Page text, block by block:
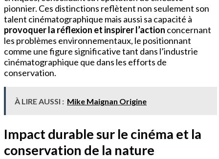
pionnier. Ces distinctions reflètent non seulement son
talent cinématographique mais aussi sa capacité à
provoquer la réflexion et inspirer l’action concernant
les problèmes environnementaux, le positionnant
comme une figure significative tant dans l’industrie
cinématographique que dans les efforts de
conservation.
À LIRE AUSSI : Mike Maignan Origine
Impact durable sur le cinéma et la
conservation de la nature